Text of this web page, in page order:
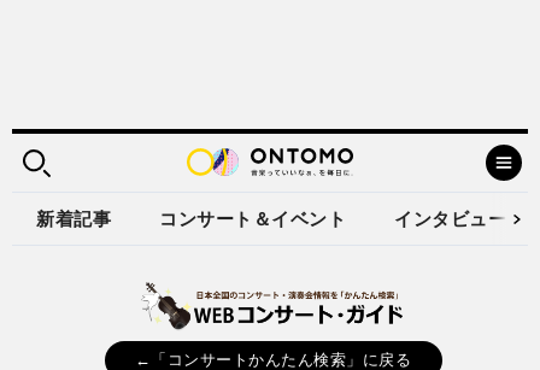
新着記事 コンサート＆イベント インタビュー
←「コンサートかんたん検索」に戻る